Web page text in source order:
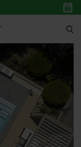
SUCHEN